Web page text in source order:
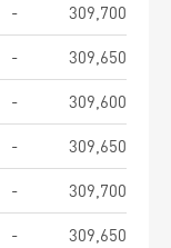
-
309,700
-
309,650
-
309,600
-
309,650
-
309,700
-
309,650